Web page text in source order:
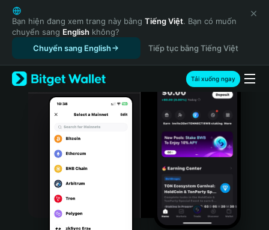
English
日本語
Tiếng Việt
Русский
Español (Latinoamérica)
Türkçe
Italiano
Português (Portugal)
Bahasa Indonesia
Bạn hiện đang xem trang này bằng Tiếng Việt. Bạn có muốn
chuyển sang English không?
Chuyển sang English
Tiếp tục bằng Tiếng Việt
Tải xuống ngay